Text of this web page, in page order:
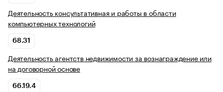
Деятельность консультативная и работы в области
компьютерных технологий
68.31
Деятельность агентств недвижимости за вознаграждение или
на договорной основе
66.19.4